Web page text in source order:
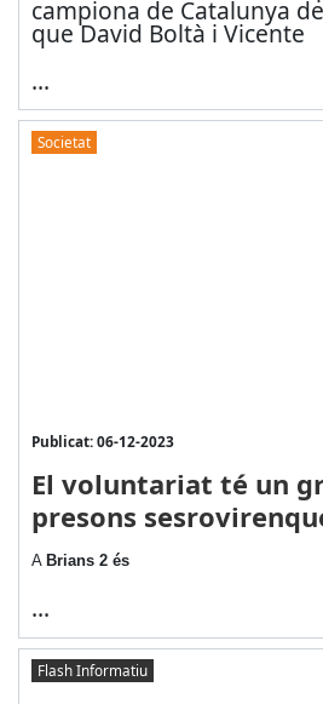
campiona de Catalunya
que David Boltà i Vicente
...
Societat
Publicat: 06-12-2023
El voluntariat té un
presons
A Brians 2 és
...
Flash Informatiu